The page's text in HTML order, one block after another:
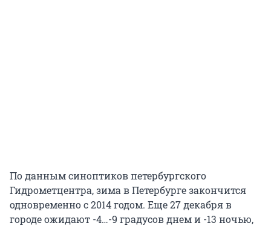
По данным синоптиков петербургского
Гидрометцентра, зима в Петербурге закончится
одновременно с 2014 годом. Еще 27 декабря в
городе ожидают -4…-9 градусов днем и -13 ночью,